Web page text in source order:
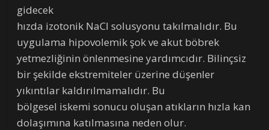
gidecek
hızda izotonik NaCl solusyonu takılmalıdır. Bu
uygulama hipovolemik şok ve akut böbrek
yetmezliğinin önlenmesine yardımcıdır. Bilinçsiz
bir şekilde ekstremiteler üzerine düşenler
yıkıntılar kaldırılmamalıdır. Bu
bölgesel iskemi sonucu oluşan atıkların hızla kan
dolaşımına katılmasına neden olur.